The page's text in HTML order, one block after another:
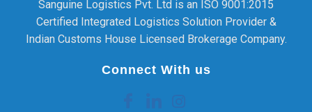
Sanguine Logistics Pvt. Ltd is an ISO 9001:2015
Certified Integrated Logistics Solution Provider &
Indian Customs House Licensed Brokerage Company.
Connect With us